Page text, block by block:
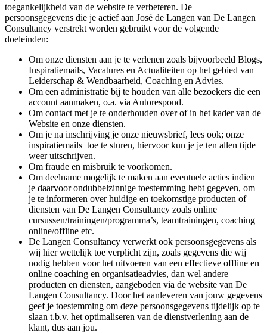
toegankelijkheid van de website te verbeteren. De
persoonsgegevens die je actief aan José de Langen van De Langen
Consultancy verstrekt worden gebruikt voor de volgende
doeleinden:
Om onze diensten aan je te verlenen zoals bijvoorbeeld Blogs,
Inspiratiemails, Vacatures en Actualiteiten op het gebied van
Leiderschap & Wendbaarheid, Coaching en Advies.
Om een administratie bij te houden van alle bezoekers die een
account aanmaken, o.a. via Autorespond.
Om contact met je te onderhouden over of in het kader van de
Website en onze diensten.
Om je na inschrijving je onze nieuwsbrief, lees ook; onze
inspiratiemails toe te sturen, hiervoor kun je je ten allen tijde
weer uitschrijven.
Om fraude en misbruik te voorkomen.
Om deelname mogelijk te maken aan eventuele acties indien
je daarvoor ondubbelzinnige toestemming hebt gegeven, om
je te informeren over huidige en toekomstige producten of
diensten van De Langen Consultancy zoals online
cursussen/trainingen/programma’s, teamtrainingen, coaching
online/offline etc.
De Langen Consultancy verwerkt ook persoonsgegevens als
wij hier wettelijk toe verplicht zijn, zoals gegevens die wij
nodig hebben voor het uitvoeren van een effectieve offline en
online coaching en organisatieadvies, dan wel andere
producten en diensten, aangeboden via de website van De
Langen Consultancy. Door het aanleveren van jouw gegevens
geef je toestemming om deze persoonsgegevens tijdelijk op te
slaan t.b.v. het optimaliseren van de dienstverlening aan de
klant, dus aan jou.